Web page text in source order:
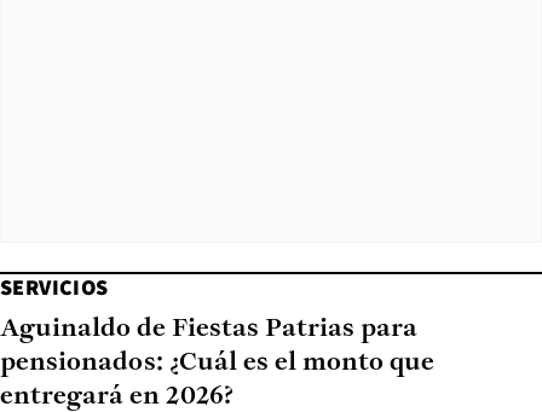
SERVICIOS
Aguinaldo de Fiestas Patrias para
pensionados: ¿Cuál es el monto que
entregará en 2026?